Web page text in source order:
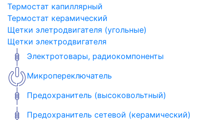
Термостат капиллярный
Термостат керамический
Щетки элетродвигателя (угольные)
Щетки электродвигателя
Электротовары, радиокомпоненты
Микропереключатель
Предохранитель (высоковольтный)
Предохранитель сетевой (керамический)